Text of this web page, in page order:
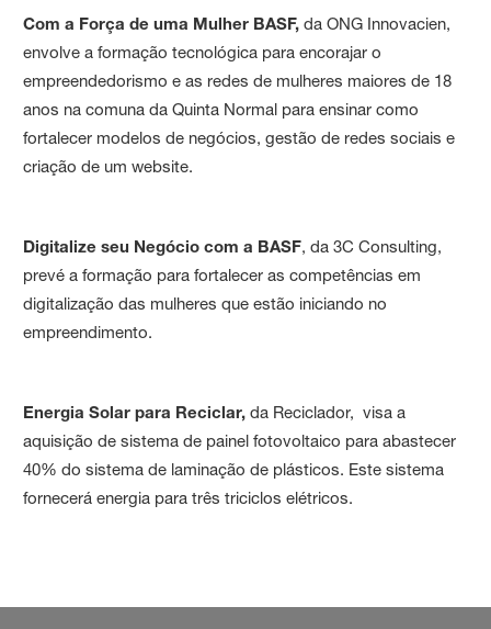
Com a Força de uma Mulher BASF,da ONG Innovacien,
envolve a formação tecnológica para encorajar o
empreendedorismo e as redes de mulheres maiores de 18
anos na comuna da Quinta Normal para ensinar como
fortalecer modelos de negócios, gestão de redes sociais e
criação de um website.
Digitalize seu Negócio com a BASF, da 3C Consulting,
prevé a formação para fortalecer as competências em
digitalização das mulheres que estão iniciando no
empreendimento.
Energia Solar para Reciclar,da Reciclador, visa a
aquisição de sistema de painel fotovoltaico para abastecer
40% do sistema de laminação de plásticos. Este sistema
fornecerá energia para três triciclos elétricos.